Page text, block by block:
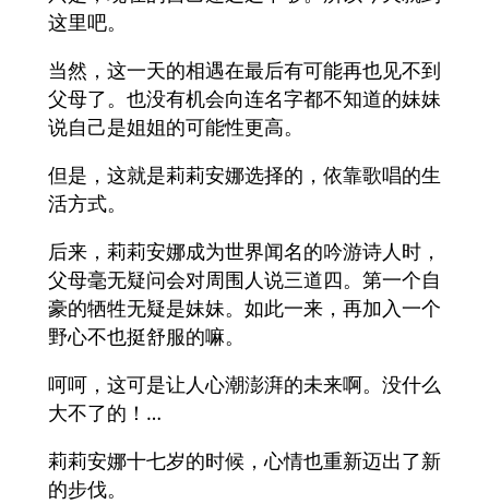
这里吧。
当然，这一天的相遇在最后有可能再也见不到
父母了。也没有机会向连名字都不知道的妹妹
说自己是姐姐的可能性更高。
但是，这就是莉莉安娜选择的，依靠歌唱的生
活方式。
后来，莉莉安娜成为世界闻名的吟游诗人时，
父母毫无疑问会对周围人说三道四。第一个自
豪的牺牲无疑是妹妹。如此一来，再加入一个
野心不也挺舒服的嘛。
呵呵，这可是让人心潮澎湃的未来啊。没什么
大不了的！…
莉莉安娜十七岁的时候，心情也重新迈出了新
的步伐。